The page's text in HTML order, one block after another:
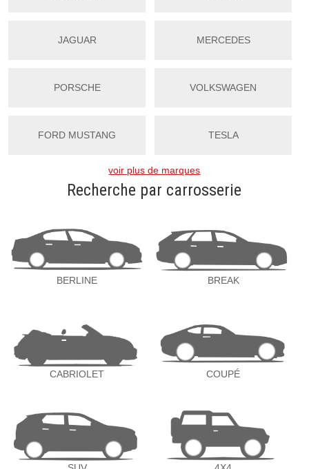
JAGUAR MERCEDES
PORSCHE VOLKSWAGEN
FORD MUSTANG TESLA
voir plus de marques
Recherche par carrosserie
BERLINE BREAK
CABRIOLET COUPÉ